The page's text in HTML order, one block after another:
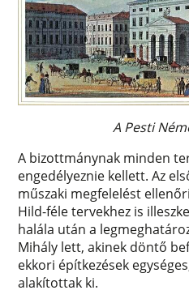
A Pesti
A bizottmánynak minden
engedélyeznie kellett. Az
műszaki megfelelést
Hild-féle tervekhez is
halála után a
Mihály lett, akinek döntő
ekkori építkezések
alakítottak ki.